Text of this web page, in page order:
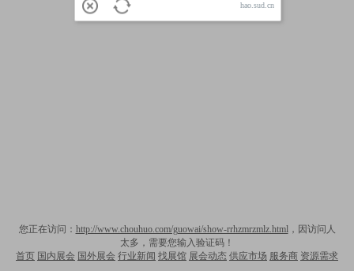
您正在访问： http://www.chouhuo.com/guowai/show-rrhzmrzmlz.html，因访问人
太多，需要您输入验证码！
首页 国内展会 国外展会 行业新闻 找展馆 展会动态 供应市场 服务商 资源需求
hao.sud.cn